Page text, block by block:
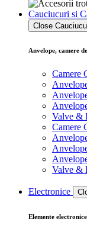
Cauciucuri si
Close
Anvelope, camere
Camere
Valve &
Camere
Valve &
Electronice
Elemente electronice